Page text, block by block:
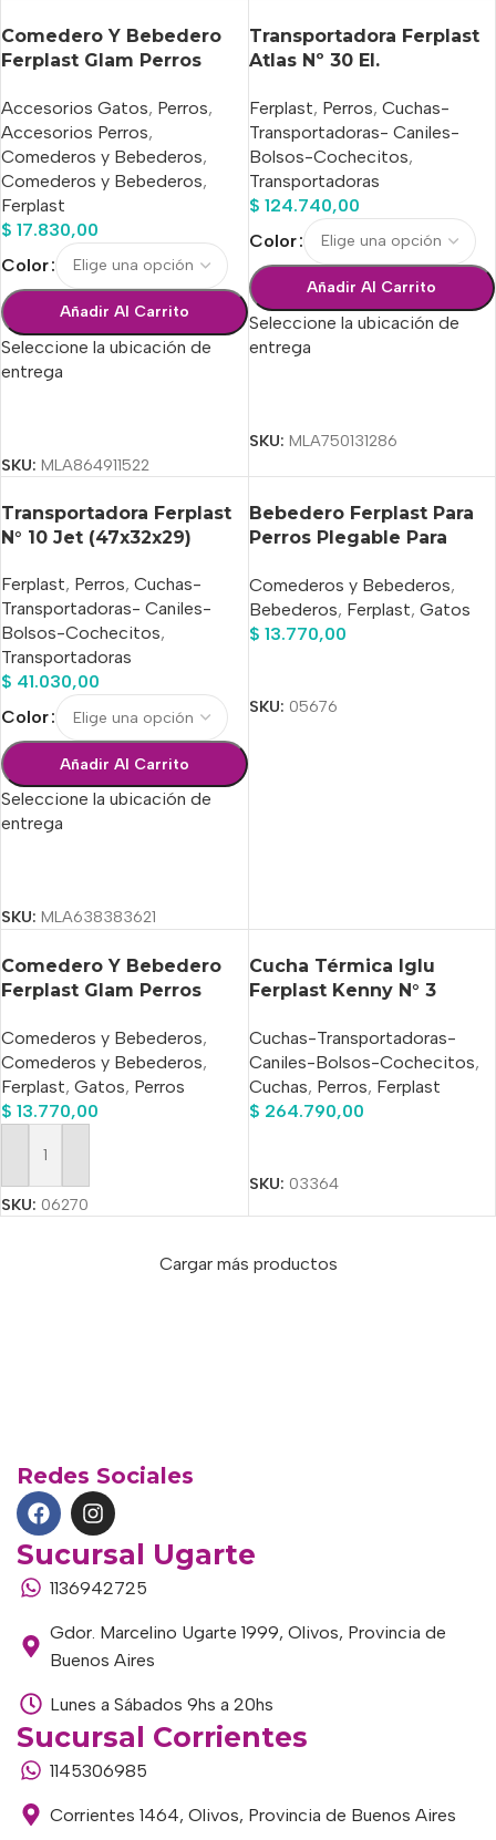
Comedero Y Bebedero
Ferplast Glam Perros
Accesorios Gatos, Perros,
Accesorios Perros,
Comederos y Bebederos,
Comederos y Bebederos,
Ferplast
$ 17.830,00
Color
Añadir Al Carrito
Seleccione la ubicación de
entrega
SKU: MLA864911522
Transportadora Ferplast
Atlas Nº 30 El.
Ferplast, Perros, Cuchas-
Transportadoras- Caniles-
Bolsos-Cochecitos,
Transportadoras
$ 124.740,00
Color
Añadir Al Carrito
Seleccione la ubicación de
entrega
SKU: MLA750131286
Transportadora Ferplast
N° 10 Jet (47x32x29)
Ferplast, Perros, Cuchas-
Transportadoras- Caniles-
Bolsos-Cochecitos,
Transportadoras
$ 41.030,00
Color
Añadir Al Carrito
Seleccione la ubicación de
entrega
SKU: MLA638383621
Bebedero Ferplast Para
Perros Plegable Para
Comederos y Bebederos,
Bebederos, Ferplast, Gatos
$ 13.770,00
SKU: 05676
Comedero Y Bebedero
Ferplast Glam Perros
Comederos y Bebederos,
Comederos y Bebederos,
Ferplast, Gatos, Perros
$ 13.770,00
Añadir Al Carrito
SKU: 06270
Cucha Térmica Iglu
Ferplast Kenny N° 3
Cuchas-Transportadoras-
Caniles-Bolsos-Cochecitos,
Cuchas, Perros, Ferplast
$ 264.790,00
SKU: 03364
Cargar más productos
Redes Sociales
Sucursal Ugarte
1136942725
Gdor. Marcelino Ugarte 1999, Olivos, Provincia de
Buenos Aires
Lunes a Sábados 9hs a 20hs
Sucursal Corrientes
1145306985
Corrientes 1464, Olivos, Provincia de Buenos Aires